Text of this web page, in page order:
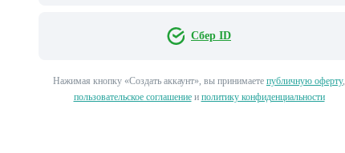
Сбер ID
Нажимая кнопку «Создать аккаунт», вы принимаете публичную оферту,
пользовательское соглашениеи политику конфиденциальности